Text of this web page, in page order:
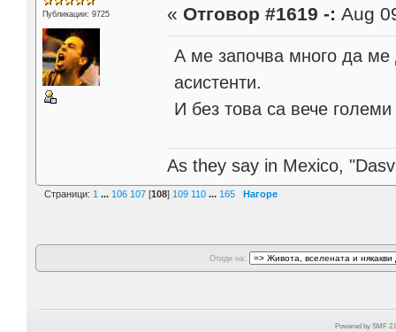
Публикации: 9725 « Отговор #1619 -: Aug
А ме започва много да ме
асистенти.
И без това са вече
As they say in Mexico,
Страници: 1 ... 106 107 [108] 109 110 ... 165 Нагоре
Отиди на:
Powered by SMF